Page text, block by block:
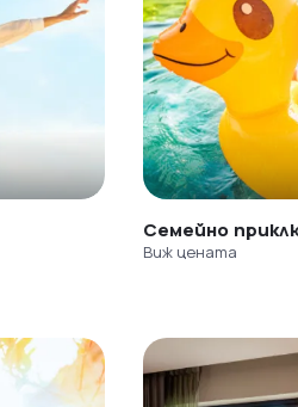
Семейно
Виж цената